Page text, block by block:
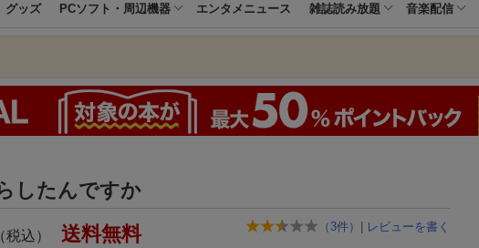
グッズ PCソフト・周辺機器 エンタメニュース 雑誌読み放題 音楽配信
したんですか
（ 3件） | レビューを書く
（税込） 送料無料